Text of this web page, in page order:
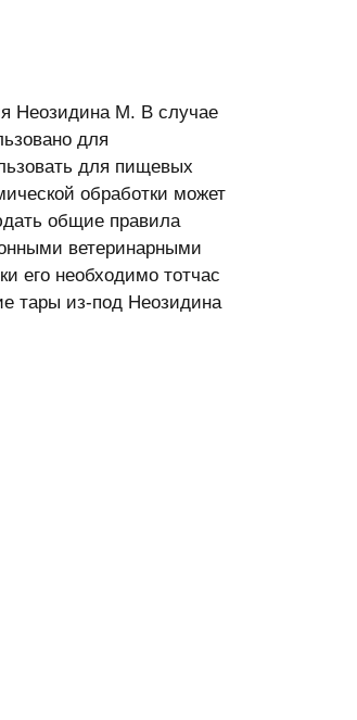
Неозидина М. В случае
для
для пищевых
обработки может
общие правила
ветеринарными
его необходимо тотчас
тары из-под Неозидина